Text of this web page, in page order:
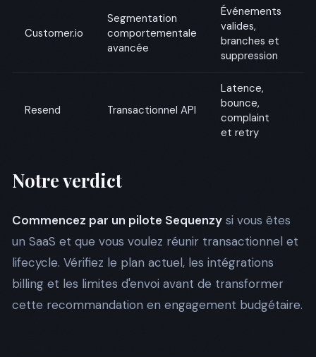
Customer.io
Segmentation
comportementale
avancée
Événements
valides,
branches et
suppression
Resend Transactionnel API
Latence,
bounce,
complaint
et retry
Notre verdict
Commencez par un pilote Sequenzy si vous êtes
un SaaS et que vous voulez réunir transactionnel et
lifecycle. Vérifiez le plan actuel, les intégrations
billing et les limites d'envoi avant de transformer
cette recommandation en engagement budgétaire.